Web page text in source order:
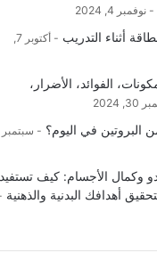
نوفمبر 4, 2024
أكتوبر 7,
الفوائد، الأضرار،
2024
في اليوم؟
سبتمبر
وكمال الأجسام: كيف تستفيد
أهدافك البدنية والذهنية